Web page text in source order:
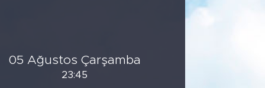
05 Ağustos Çarşamba
23:45